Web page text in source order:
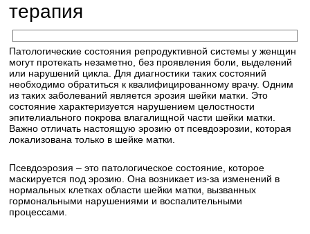
терапия
Патологические состояния репродуктивной системы у женщин
могут протекать незаметно, без проявления боли, выделений
или нарушений цикла. Для диагностики таких состояний
необходимо обратиться к квалифицированному врачу. Одним
из таких заболеваний является эрозия шейки матки. Это
состояние характеризуется нарушением целостности
эпителиального покрова влагалищной части шейки матки.
Важно отличать настоящую эрозию от псевдоэрозии, которая
локализована только в шейке матки.
Псевдоэрозия – это патологическое состояние, которое
маскируется под эрозию. Она возникает из-за изменений в
нормальных клетках области шейки матки, вызванных
гормональными нарушениями и воспалительными
процессами.